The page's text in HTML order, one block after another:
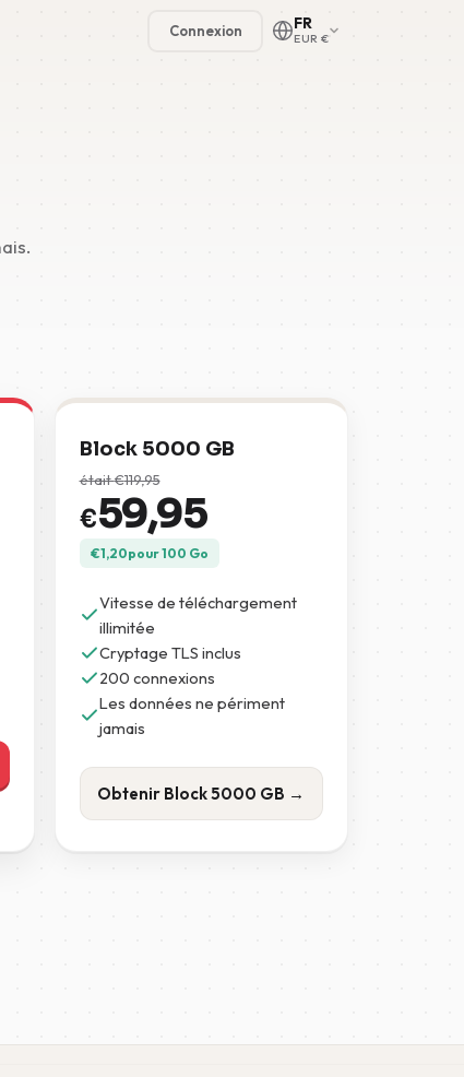
Connexion FR
EUR €
Block 5000 GB
était€119,95
€59,95
€1,20pour 100 Go
Vitesse de téléchargement
illimitée
Cryptage TLS inclus
200 connexions
Les données ne périment
jamais
Obtenir Block 5000 GB →